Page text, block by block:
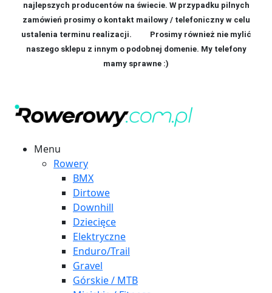
najlepszych producentów na świecie. W przypadku pilnych
zamówień prosimy o kontakt mailowy / telefoniczny w celu
ustalenia terminu realizacji. Prosimy również nie mylić
naszego sklepu z innym o podobnej domenie. My telefony
mamy sprawne :)
Menu
Rowery
BMX
Dirtowe
Downhill
Dziecięce
Elektryczne
Enduro/Trail
Gravel
Górskie / MTB